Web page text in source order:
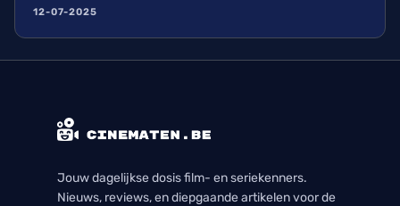
12-07-2025
Jouw dagelijkse dosis film- en seriekenners.
Nieuws, reviews, en diepgaande artikelen voor de